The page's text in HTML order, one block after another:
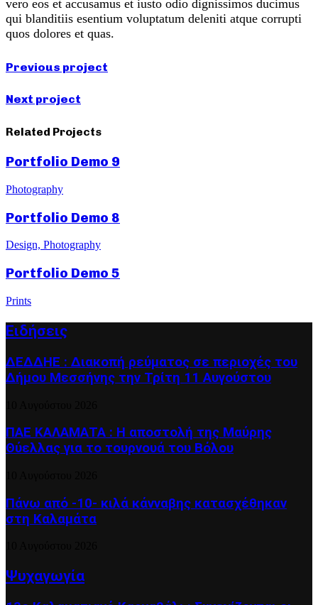
vero eos et accusamus et iusto odio dignissimos ducimus
qui blanditiis esentium voluptatum deleniti atque corrupti
quos dolores et quas.
Previous project
Next project
Related Projects
Portfolio Demo 9
Photography
Portfolio Demo 8
Design, Photography
Portfolio Demo 5
Prints
Ειδήσεις
ΔΕΔΔΗΕ : Διακοπή ρεύματος σε περιοχές του
Δήμου Μεσσήνης την Τρίτη 11 Αυγούστου
ΠΑΕ ΚΑΛΑΜΑΤΑ : Η αποστολή της Μαύρης
Θύελλας για το τουρνουά του Βόλου
Πάνω από -10- κιλά κάνναβης κατασχέθηκαν
στη Καλαμάτα
Ψυχαγωγία